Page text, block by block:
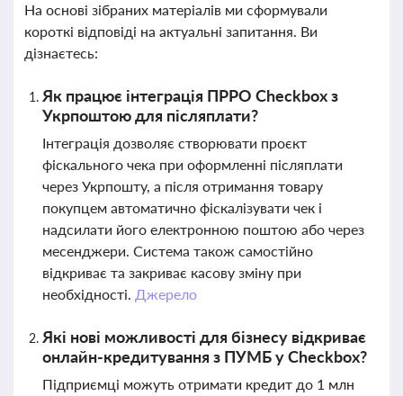
На основі зібраних матеріалів ми сформували
короткі відповіді на актуальні запитання. Ви
дізнаєтесь:
Як працює інтеграція ПРРО Checkbox з
Укрпоштою для післяплати?
Інтеграція дозволяє створювати проєкт
фіскального чека при оформленні післяплати
через Укрпошту, а після отримання товару
покупцем автоматично фіскалізувати чек і
надсилати його електронною поштою або через
месенджери. Система також самостійно
відкриває та закриває касову зміну при
необхідності. Джерело
Які нові можливості для бізнесу відкриває
онлайн-кредитування з ПУМБ у Checkbox?
Підприємці можуть отримати кредит до 1 млн